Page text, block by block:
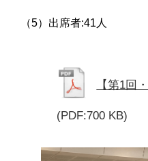
（5）出席者:41人
【第1回
(PDF:700 KB)